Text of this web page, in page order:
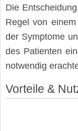
Die
Regel von einem
der Symptome
des Patienten
notwendig
Vorteile &